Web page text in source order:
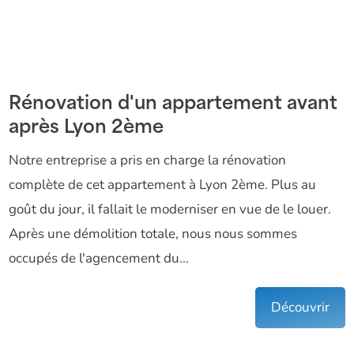
Rénovation d'un appartement avant
après Lyon 2ème
Notre entreprise a pris en charge la rénovation
complète de cet appartement à Lyon 2ème. Plus au
goût du jour, il fallait le moderniser en vue de le louer.
Après une démolition totale, nous nous sommes
occupés de l'agencement du...
Découvrir